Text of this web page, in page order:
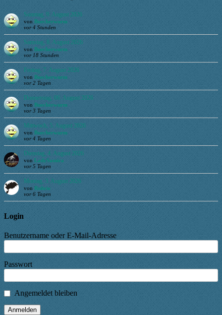
Sonntag, 9. August 2026
von Buecherwurm
vor 4 Stunden
Samstag, 8. August 2026
von Buecherwurm
vor 18 Stunden
Freitag, 7. August 2026
von Buecherwurm
vor 2 Tagen
Donnerstag, 06. August 2026
von Buecherwurm
vor 3 Tagen
Mittwoch, 5. August 2026
von Buecherwurm
vor 4 Tagen
Dienstag, 4. August 2026
von LadySamira
vor 5 Tagen
Montag, 3. August 2026
von Ruhrie
vor 6 Tagen
Login
Benutzername oder E-Mail-Adresse
Passwort
Angemeldet bleiben